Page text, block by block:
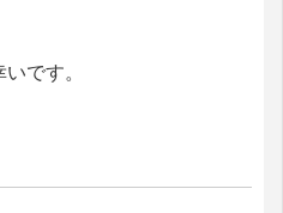
です。